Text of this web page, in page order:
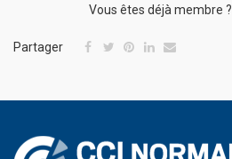
Vous êtes déjà membre ?
Partager